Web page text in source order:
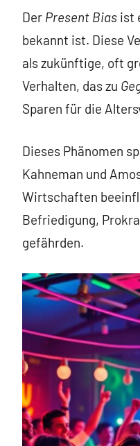
Der Present Bias ist
bekannt ist. Diese
als zukünftige, oft
Verhalten, das zu
Sparen für die
Dieses Phänomen
Kahneman und
Wirtschaften
Befriedigung,
gefährden.